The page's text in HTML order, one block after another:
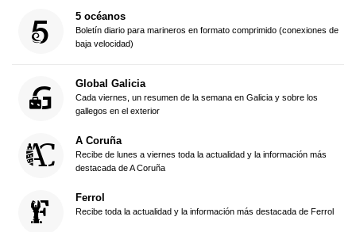
5 océanos
Boletín diario para marineros en formato comprimido (conexiones de
baja velocidad)
Global Galicia
Cada viernes, un resumen de la semana en Galicia y sobre los
gallegos en el exterior
A Coruña
Recibe de lunes a viernes toda la actualidad y la información más
destacada de A Coruña
Ferrol
Recibe toda la actualidad y la información más destacada de Ferrol